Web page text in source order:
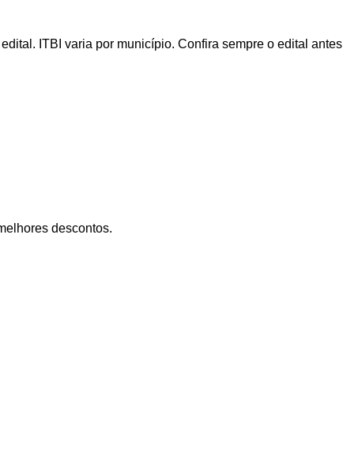
ITBI varia por município. Confira sempre o edital antes
descontos.